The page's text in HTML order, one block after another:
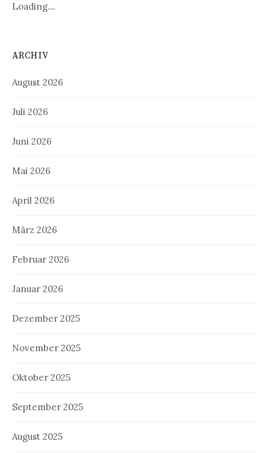
Loading....
ARCHIV
August 2026
Juli 2026
Juni 2026
Mai 2026
April 2026
März 2026
Februar 2026
Januar 2026
Dezember 2025
November 2025
Oktober 2025
September 2025
August 2025